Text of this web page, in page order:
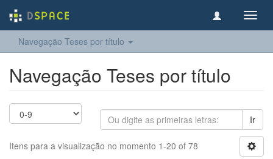
Navegação Teses por título
Navegação Teses por título
Ir
Itens para a visualização no momento 1-20 of 78